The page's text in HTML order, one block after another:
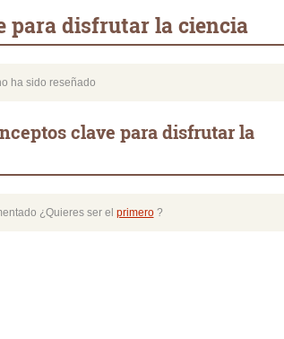
para disfrutar la ciencia
ha sido reseñado
clave para disfrutar la
¿Quieres ser el primero?